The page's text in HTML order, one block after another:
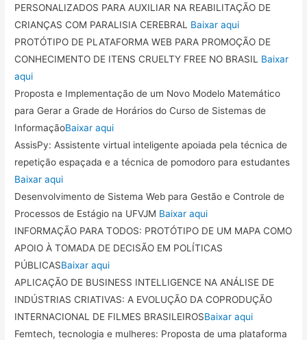
PERSONALIZADOS PARA AUXILIAR NA REABILITAÇÃO DE
CRIANÇAS COM PARALISIA CEREBRAL Baixar aqui
PROTÓTIPO DE PLATAFORMA WEB PARA PROMOÇÃO DE
CONHECIMENTO DE ITENS CRUELTY FREE NO BRASIL Baixar
aqui
Proposta e Implementação de um Novo Modelo Matemático
para Gerar a Grade de Horários do Curso de Sistemas de
InformaçãoBaixar aqui
AssisPy: Assistente virtual inteligente apoiada pela técnica de
repetição espaçada e a técnica de pomodoro para estudantes
Baixar aqui
Desenvolvimento de Sistema Web para Gestão e Controle de
Processos de Estágio na UFVJM Baixar aqui
INFORMAÇÃO PARA TODOS: PROTÓTIPO DE UM MAPA COMO
APOIO À TOMADA DE DECISÃO EM POLÍTICAS
PÚBLICASBaixar aqui
APLICAÇÃO DE BUSINESS INTELLIGENCE NA ANÁLISE DE
INDÚSTRIAS CRIATIVAS: A EVOLUÇÃO DA COPRODUÇÃO
INTERNACIONAL DE FILMES BRASILEIROSBaixar aqui
Femtech, tecnologia e mulheres: Proposta de uma plataforma